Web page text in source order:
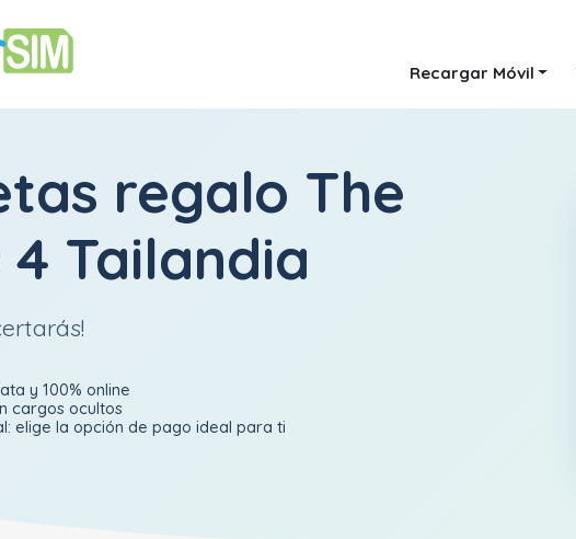
Recargar Móvil
regalo The
4 Tailandia
y 100% online
cargos ocultos
elige la opción de pago ideal para ti